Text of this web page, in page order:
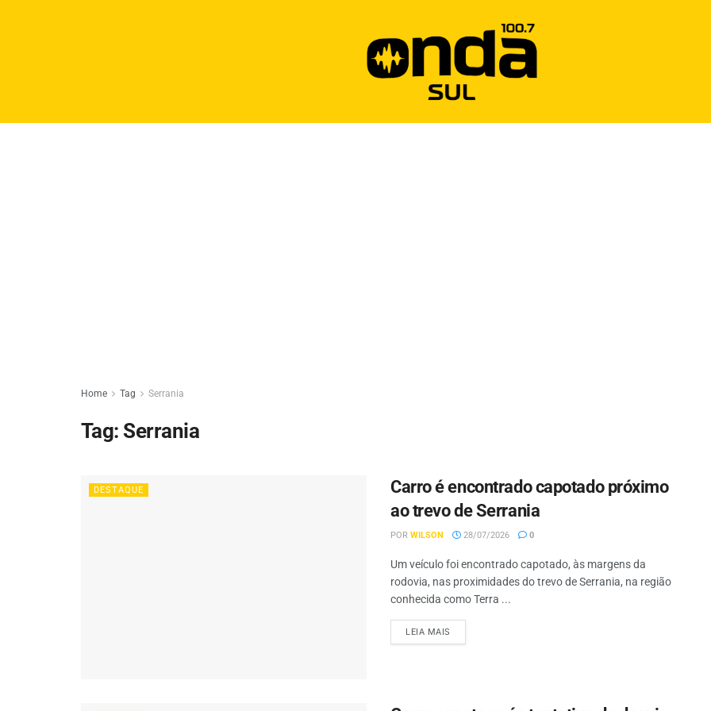
Home Tag Serrania
Tag: Serrania
DESTAQUE
Carro é encontrado capotado próximo
ao trevo de Serrania
POR WILSON 28/07/2026 0
Um veículo foi encontrado capotado, às margens da
rodovia, nas proximidades do trevo de Serrania, na região
conhecida como Terra ...
LEIA MAIS